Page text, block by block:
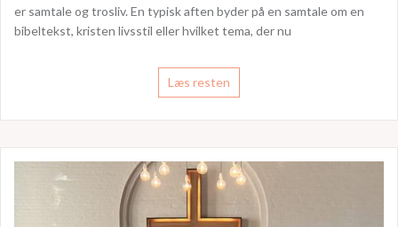
er samtale og trosliv. En typisk aften byder på en samtale om en
bibeltekst, kristen livsstil eller hvilket tema, der nu
Læs resten